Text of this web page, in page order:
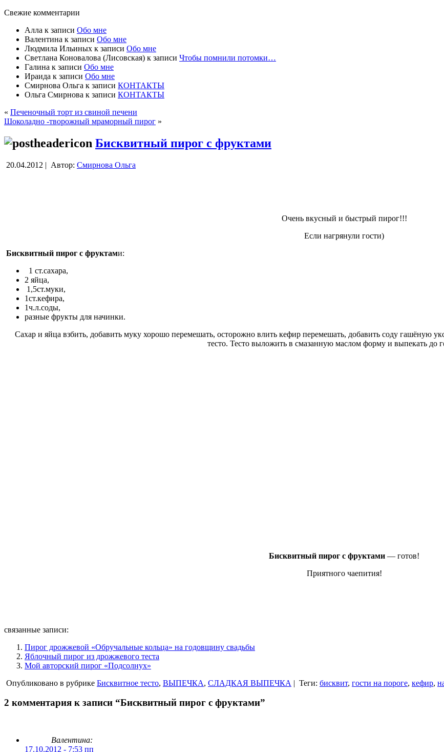
Свежие комментарии
Алла к записи Обо мне
Валентина к записи Обо мне
Людмила Ильиных к записи Обо мне
Светлана Коновалова (Лисовская) к записи Чтобы помнили потомки…
Галина к записи Обо мне
Ираида к записи Обо мне
Смирнова Ольга к записи КОНТАКТЫ
Ольга Смирнова к записи КОНТАКТЫ
« Печеночный торт из свиной печени
Шоколадно -творожный мраморный пирог »
Бисквитный пирог с фруктами
20.04.2012 | Автор: Смирнова Ольга
Очень вкусный и быстрый пирог!!!
Если нагрянули гости)
Бисквитный пирог с фруктами:
1 ст.сахара,
2 яйца,
1,5ст.муки,
1ст.кефира,
1ч.л.соды,
разные фрукты для начинки.
Сахар и яйца взбить, добавить муку хорошо перемешать, осторожно влить кефир перемешать, добавить соду гашёную
тесто. Тесто выложить в смазанную маслом форму и выпекать до
Бисквитный пирог с фруктами — готов!
Приятного чаепития!
связанные записи:
Пирог дрожжевой «Обручальные кольца» на годовщину свадьбы
Яблочный пирог из дрожжевого теста
Мой авторский пирог «Подсолнух»
Опубликовано в рубрике Бисквитное тесто, ВЫПЕЧКА, СЛАДКАЯ ВЫПЕЧКА | Теги: бисквит, гости на пороге, кефир,
2 комментария к записи “Бисквитный пирог с фруктами”
Валентина:
17.10.2012 - 7:53 пп